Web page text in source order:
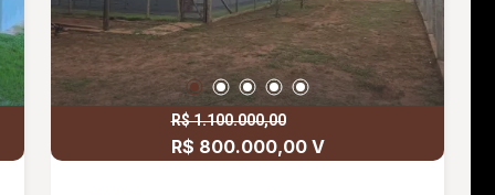
R$ 1.100.000,00
R$ 800.000,00 V